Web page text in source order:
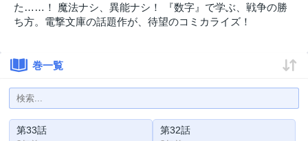
た……！ 魔法ナシ、異能ナシ！ 『数字』で学ぶ、戦争の勝
ち方。電撃文庫の話題作が、待望のコミカライズ！
巻一覧
第33話 第32話